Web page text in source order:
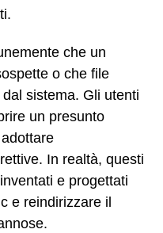
che un
o che file
sistema. Gli utenti
un presunto
In realtà, questi
e progettati
e reindirizzare il